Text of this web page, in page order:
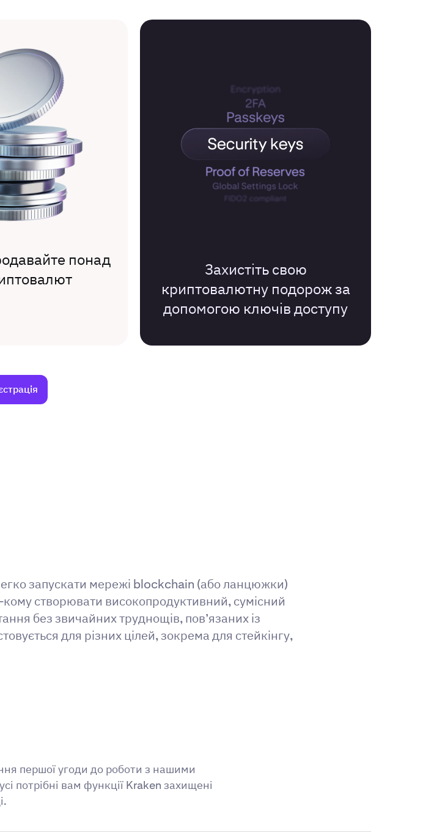
понад
Захистіть свою
криптовалютну подорож за
допомогою ключів доступу
запускати мережі blockchain (або ланцюжки)
створювати високопродуктивний, сумісний
без звичайних труднощів, пов’язаних із
для різних цілей, зокрема для стейкінгу,
першої угоди до роботи з нашими
потрібні вам функції Kraken захищені